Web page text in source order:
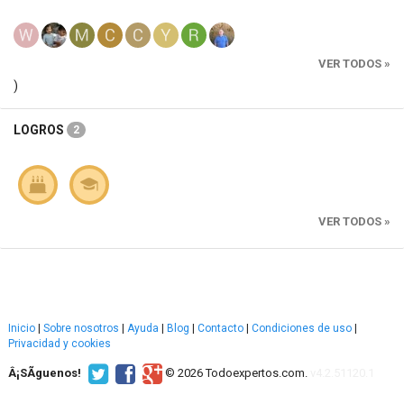
VER TODOS »
)
LOGROS 2
VER TODOS »
Inicio | Sobre nosotros | Ayuda | Blog | Contacto | Condiciones de uso |
Privacidad y cookies
Â¡SÃ­guenos! © 2026 Todoexpertos.com.